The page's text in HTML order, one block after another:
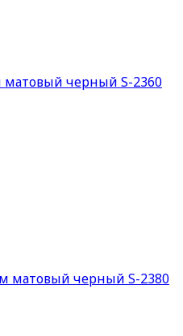
матовый черный S-2360
матовый черный S-2380